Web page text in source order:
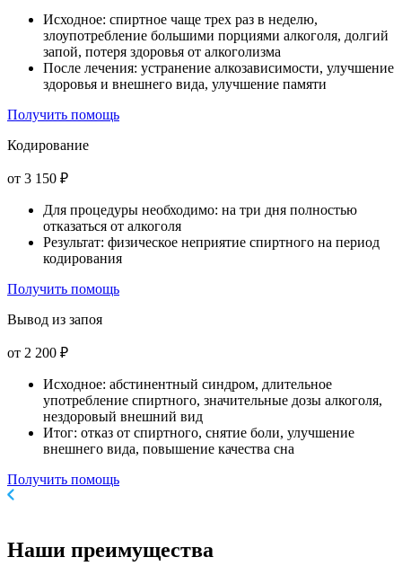
Исходное: спиртное чаще трех раз в неделю,
злоупотребление большими порциями алкоголя, долгий
запой, потеря здоровья от алкоголизма
После лечения: устранение алкозависимости, улучшение
здоровья и внешнего вида, улучшение памяти
Получить помощь
Кодирование
от 3 150 ₽
Для процедуры необходимо: на три дня полностью
отказаться от алкоголя
Результат: физическое неприятие спиртного на период
кодирования
Получить помощь
Вывод из запоя
от 2 200 ₽
Исходное: абстинентный синдром, длительное
употребление спиртного, значительные дозы алкоголя,
нездоровый внешний вид
Итог: отказ от спиртного, снятие боли, улучшение
внешнего вида, повышение качества сна
Получить помощь
Наши преимущества